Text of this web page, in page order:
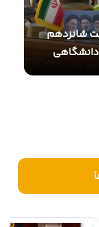
شانزدهم
دانشگاهی